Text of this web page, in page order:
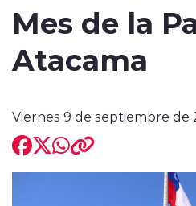
Deportes
Entrevistas
Mes de la
Atacama
Viernes 9 de septiembre de